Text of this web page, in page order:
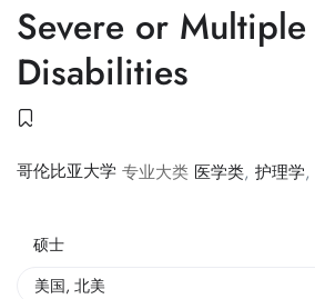
Severe or Multiple
Disabilities
哥伦比亚大学 专业大类 医学类, 护理学,
硕士
美国, 北美